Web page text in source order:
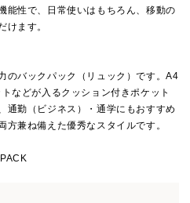
能性で、日常使いはもちろん、移動の
けます。
のバックパック（リュック）です。A4
などが入るクッション付きポケット
通勤（ビジネス）・通学にもおすすめ
兼ね備えた優秀なスタイルです。